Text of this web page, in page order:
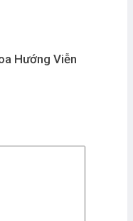
Hướng Viễn